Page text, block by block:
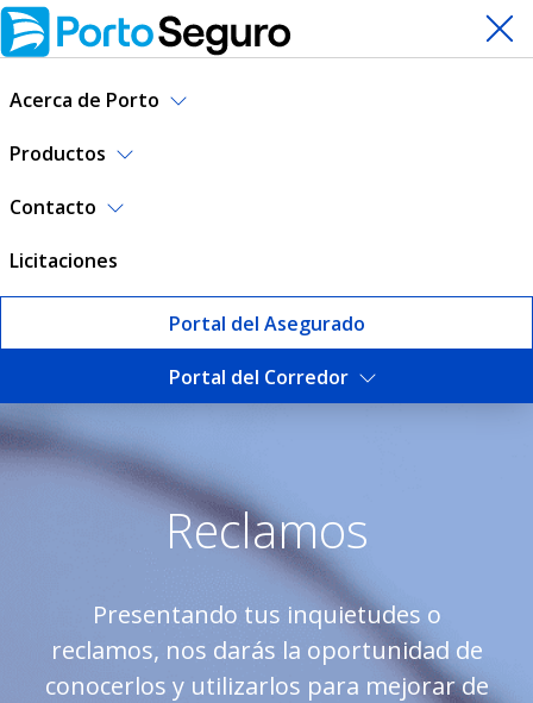
Acerca de Porto
Productos
Contacto
Licitaciones
Portal del Asegurado
Portal del Corredor
Reclamos | Porto Seguro
Reclamos
Presentando tus inquietudes o
reclamos, nos darás la oportunidad de
conocerlos y utilizarlos para mejorar de